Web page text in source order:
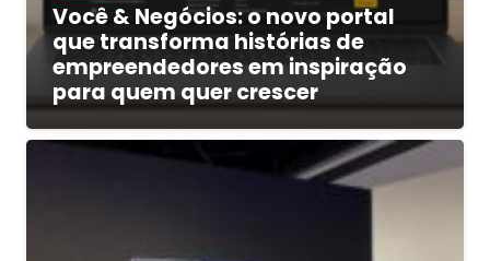
Você & Negócios: o novo portal
que transforma histórias de
empreendedores em inspiração
para quem quer crescer